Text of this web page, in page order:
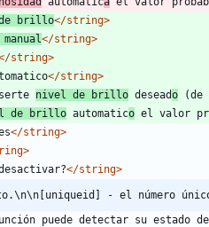
brillo</string>
</string>
string>
</string>
nivel de brillo deseado (de
de brillo automatico el valor
</string>
</string>
- el número
puede detectar su estado